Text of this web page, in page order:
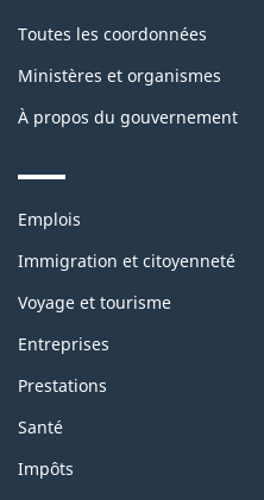
Toutes les coordonnées
Ministères et organismes
À propos du gouvernement
Themes
topics
Emplois
Immigration et citoyenneté
Voyage et tourisme
Entreprises
Prestations
Santé
Impôts